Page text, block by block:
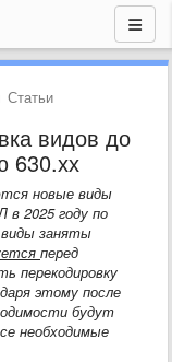
Статьи
видов до
630.хх
новые виды
в 2025 году по
заняты
перед
перекодировку
этому после
будут
необходимые